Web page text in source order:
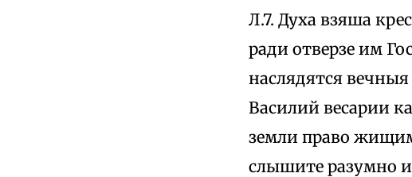
Л.7. Духа взяша
ради отверзе им
наслядятся
Василий весарии
земли право
слышите разумно